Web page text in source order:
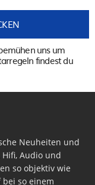
uns um
findest du
Neuheiten und
Hifi, Audio und
so objektiv wie
so einem